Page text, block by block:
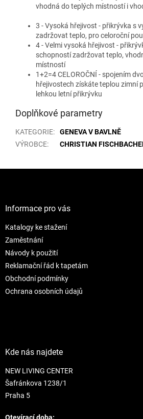
vhodná do teplých místností i
3 - Vysoká hřejivost - přikrývka s
zadržovat teplo, pro celoroční
4 - Velmi vysoká hřejivost -
schopností zadržovat teplo,
místností
1+2=4 CELOROČNÍ - spojením
hřejivostech získáte teplou zimní
lehkou letní přikrývku
Doplňkové parametry
KATEGORIE:
GENEVA V BAVLNĚ
VÝROBCE: CHRISTIAN
Informace pro vás
Katalogy ke stažení
Zaměstnání
Návody k použití
Reklamační řád k tapetám
Obchodní podmínky
Ochrana osobních údajů
Kde nás najdete
NEW LIVING CENTER
Šafránkova 1238/1
Praha 5